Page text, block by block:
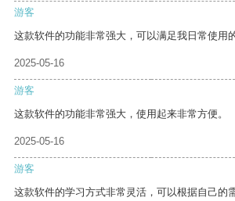
游客
这款软件的功能非常强大，可以满足我日常使用
2025-05-16
游客
这款软件的功能非常强大，使用起来非常方便。
2025-05-16
游客
这款软件的学习方式非常灵活，可以根据自己的